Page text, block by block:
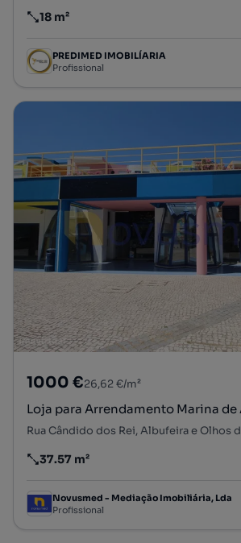
Preço por metro quadrado
18 m²
PREDIMED IMOBILÍARIA
Profissional
1000 €26,62 €/m²
Loja para Arrendamento Marina de
Preço por metro quadrado
37.57 m²
Novusmed - Mediação Imobiliária, Lda
Profissional